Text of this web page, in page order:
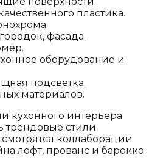
пластика.
фасада.
оборудование и
подсветка.
материалов.
кухонного интерьера
стили.
коллаборации
лофт, прованс и барокко.